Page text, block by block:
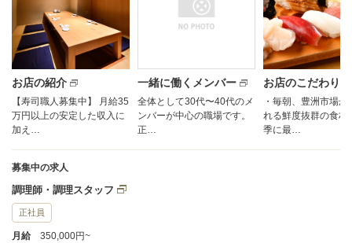
お店の紹介
【寿司職人募集中】 月給35
万円以上の安定した収入に
加え…
一緒に働くメンバー
全体として30代〜40代のメ
ンバーが中心の職場です。
正…
お店のこだわり
・毎朝、豊洲市場か
れる鮮度抜群の食材
季に最…
募集中の求人
調理師・調理スタッフ
正社員
月給
350,000円~